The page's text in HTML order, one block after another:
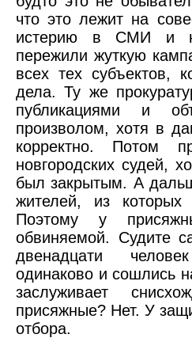
что это лежит на
истерию в СМИ и
пережили жуткую
всех тех субъектов,
дела. Ту же
публикациями и
произволом, хотя в
корректно. Потом
новгородских судей,
был закрытым. А
жителей, из
Поэтому у
обвиняемой. Судите
двенадцати
одинаково и сошлись
заслуживает
присяжные? Нет. У
отбора.